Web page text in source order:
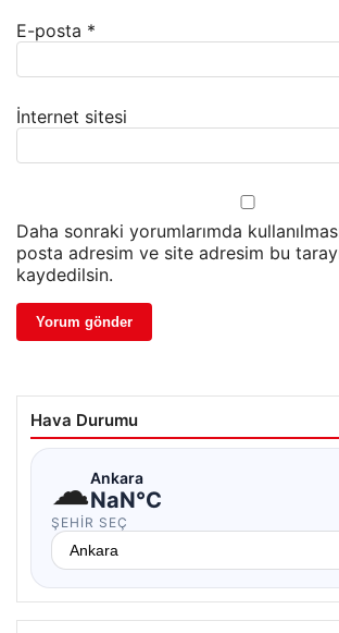
E-posta *
İnternet sitesi
Daha sonraki yorumlarımda
posta adresim ve site adresim bu
kaydedilsin.
Hava Durumu
☁Ankara
NaN°C
ŞEHIR SEÇ